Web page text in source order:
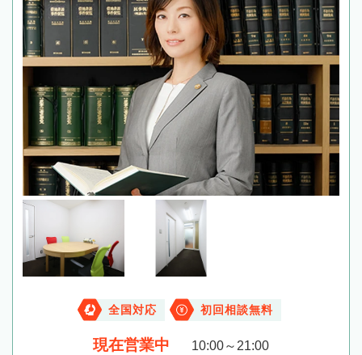
全国対応 初回相談無料
現在営業中 10:00～21:00